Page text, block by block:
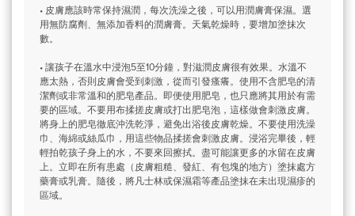
• 皮膚應該時常保持濕潤，每次洗澡之後，可以用潤膚膏保濕。選
用無防腐劑、無添加香料的潤膚膏。天氣乾燥時，要增加塗抹次
數。
• 讓孩子在溫水中浸泡5至10分鐘，對滋潤皮膚很有效果。水溫不
應太熱，否則皮膚會受到刺激，從而引發瘙癢。使用不含肥皂的清
潔劑或非常溫和的肥皂產品。即便使用肥皂，也只應將其用於有需
要的區域。不要用布揉搓皮膚或打出肥皂泡，這樣做會刺激皮膚。
將身上的肥皂徹底沖洗乾淨，避免出浴後皮膚乾燥。不要使用洗澡
巾、海綿或絲瓜巾，用這些物品揉搓會刺激皮膚。浸浴完畢後，輕
輕拍乾孩子身上的水，不要來回擦拭。盡可能讓更多的水留在皮膚
上。立即在所有患處（皮膚粗糙、發紅、有包塊的地方）塗抹處方
藥膏或乳膏。隨後，將凡士林或保濕霜等產品塗抹在未出現濕疹的
區域。